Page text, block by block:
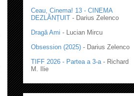
Ceau, Cinema! 13 - CINEMA
DEZLĂNȚUIT - Darius Zelenco
Dragă Ami - Lucian Mircu
Obsession (2025) - Darius Zelenco
TIFF 2026 - Partea a 3-a - Richard
M. Ilie